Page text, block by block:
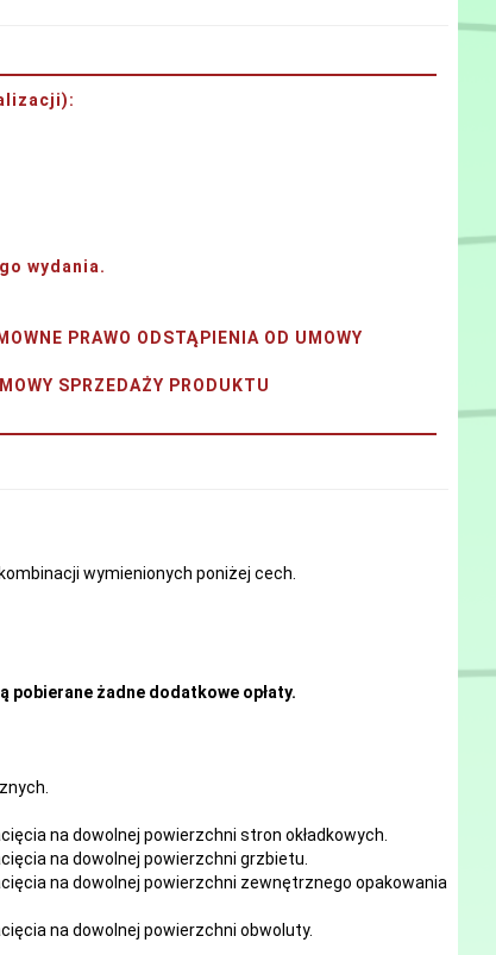
:
wydania.
PRAWO ODSTĄPIENIA OD UMOWY
SPRZEDAŻY PRODUKTU
wymienionych poniżej cech.
pobierane żadne dodatkowe opłaty.
na dowolnej powierzchni stron okładkowych.
na dowolnej powierzchni grzbietu.
na dowolnej powierzchni zewnętrznego opakowania
na dowolnej powierzchni obwoluty.